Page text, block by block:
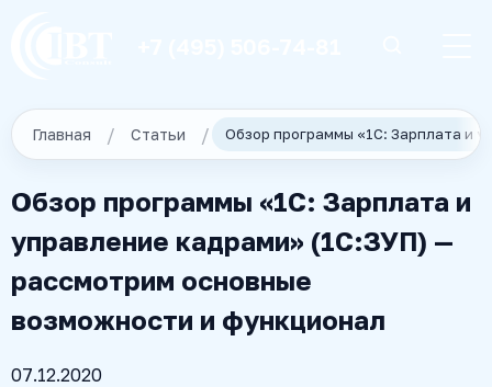
Главная Статьи
Обзор программы «1С: Зарплата и
управление кадрами» (1С:ЗУП) —
рассмотрим основные
возможности и функционал
07.12.2020